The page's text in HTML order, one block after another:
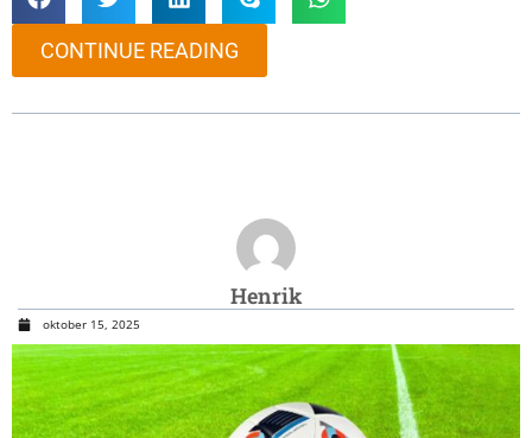
CONTINUE READING
Henrik
oktober 15, 2025